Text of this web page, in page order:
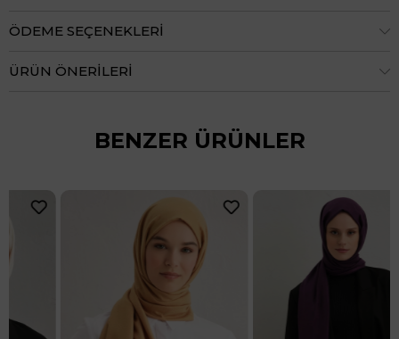
ÖDEME SEÇENEKLERI
ÜRÜN ÖNERILERI
BENZER ÜRÜNLER
24 Saatte Kargo